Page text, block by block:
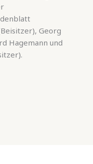
Georg
Hagemann und